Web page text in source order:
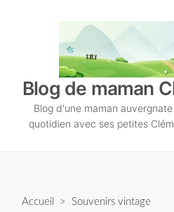
n
Blog de maman
Blog d'une maman
quotidien avec ses petites
Accueil > Souvenirs vintage